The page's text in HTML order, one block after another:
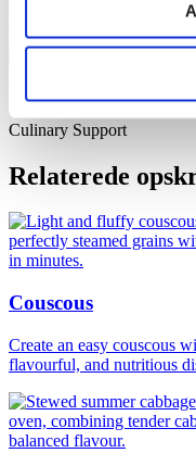
Download opskriftbog
Culinary Support
Relaterede
Couscous
Create an easy couscous
flavourful, and nutritious